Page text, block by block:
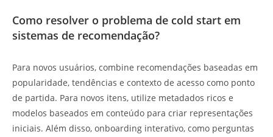
Como resolver o problema de cold start em
sistemas de recomendação?
Para novos usuários, combine recomendações baseadas em
popularidade, tendências e contexto de acesso como ponto
de partida. Para novos itens, utilize metadados ricos e
modelos baseados em conteúdo para criar representações
iniciais. Além disso, onboarding interativo, como perguntas